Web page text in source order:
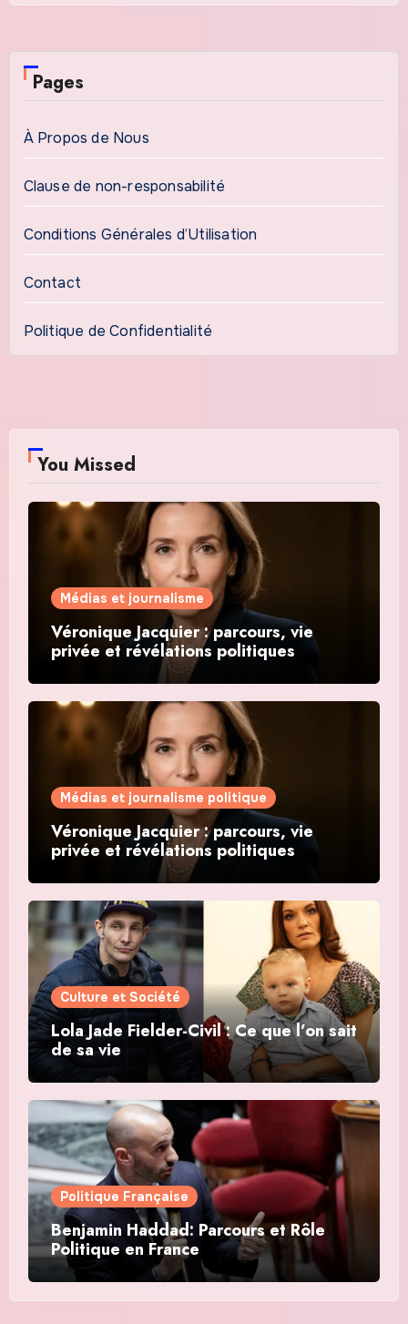
Pages
À Propos de Nous
Clause de non-responsabilité
Conditions Générales d’Utilisation
Contact
Politique de Confidentialité
You Missed
Médias et journalisme
Véronique Jacquier : parcours, vie
privée et révélations politiques
Médias et journalisme politique
Véronique Jacquier : parcours, vie
privée et révélations politiques
Culture et Société
Lola Jade Fielder-Civil : Ce que l’on sait
de sa vie
Politique Française
Benjamin Haddad: Parcours et Rôle
Politique en France